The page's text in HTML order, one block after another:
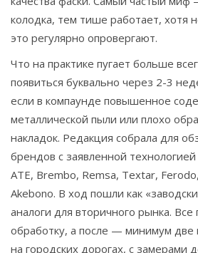
колодка, тем тише работает, хотя
это регулярно опровергают.
Что на практике пугает больше
появиться буквально через 2-3
если в компаунде повышенное
металлической пыли или плохо
накладок. Редакция собрала для
брендов с заявленной
ATE, Brembo, Remsa, Textar,
Akebono. В ход пошли как
аналоги для вторичного рынка.
обработку, а после — минимум две
на городских дорогах, с замерами